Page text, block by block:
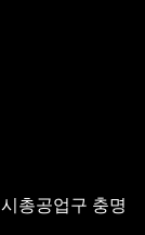
총공업구 충명